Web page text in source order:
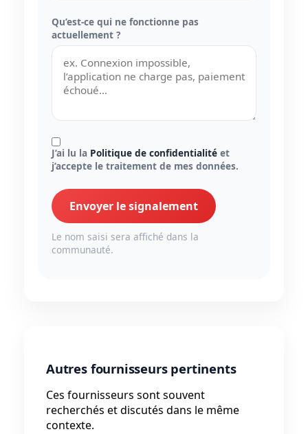
Qu’est-ce qui ne fonctionne pas
actuellement ?
J’ai lu la Politique de confidentialité et
j’accepte le traitement de mes données.
Envoyer le signalement
Le nom saisi sera affiché dans la
communauté.
Autres fournisseurs pertinents
Ces fournisseurs sont souvent
recherchés et discutés dans le même
contexte.